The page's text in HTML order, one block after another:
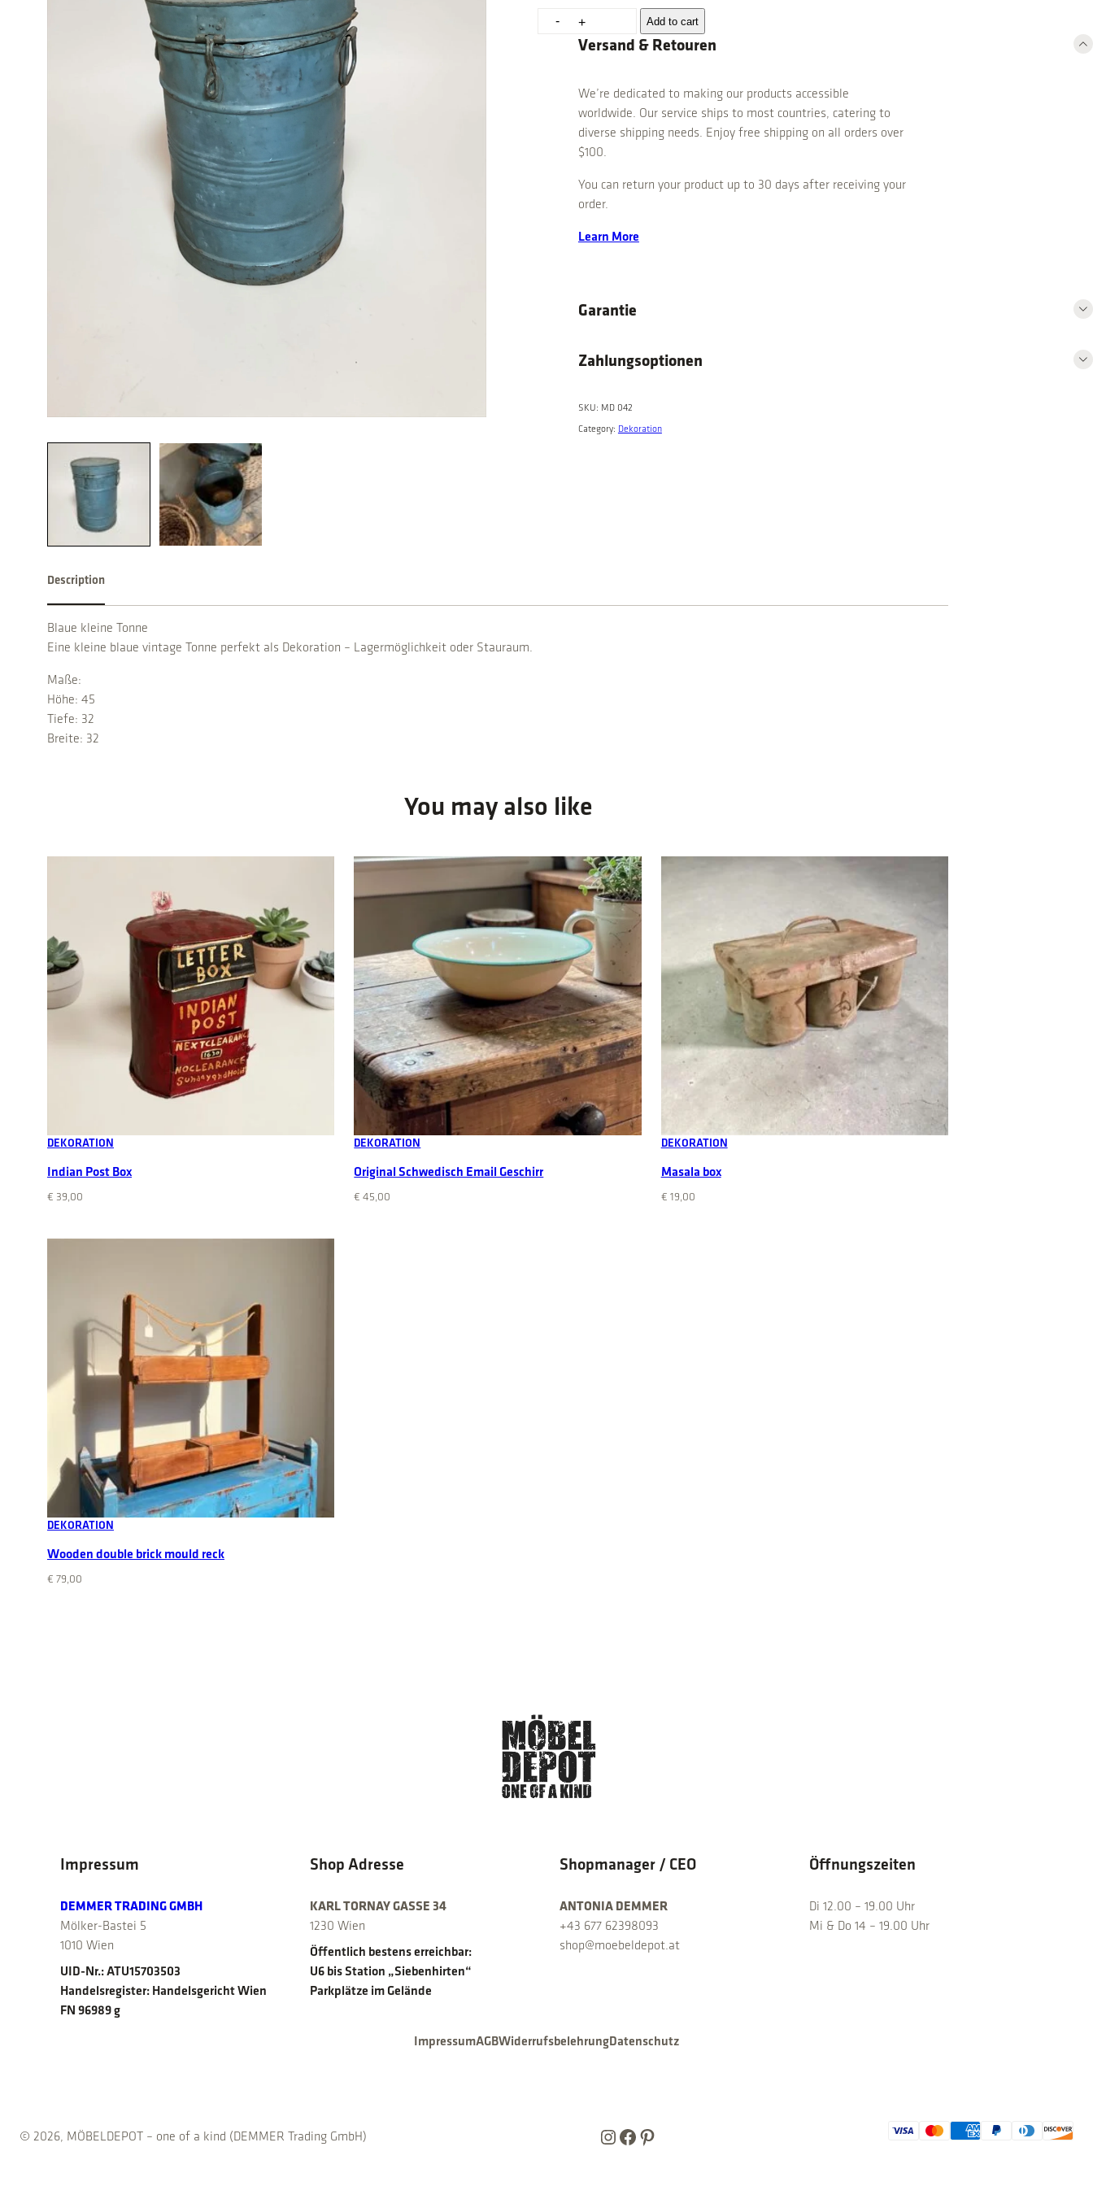
- + Add to cart
Versand & Retouren
We’re dedicated to making our products accessible
worldwide. Our service ships to most countries, catering to
diverse shipping needs. Enjoy free shipping on all orders over
$100.
You can return your product up to 30 days after receiving your
order.
Learn More
Garantie
Zahlungsoptionen
SKU: MD 042
Category: Dekoration
Description
Blaue kleine Tonne
Eine kleine blaue vintage Tonne perfekt als Dekoration – Lagermöglichkeit oder Stauraum.
Maße:
Höhe: 45
Tiefe: 32
Breite: 32
You may also like
DEKORATION
Indian Post Box
€ 39,00
Add to cart
DEKORATION
Original Schwedisch Email Geschirr
€ 45,00
Add to cart
DEKORATION
Masala box
€ 19,00
Add to cart
DEKORATION
Wooden double brick mould reck
€ 79,00
Impressum
DEMMER TRADING GMBH
Mölker-Bastei 5
1010 Wien
UID-Nr.: ATU15703503
Handelsregister: Handelsgericht Wien
FN 96989 g
Shop Adresse
KARL TORNAY GASSE 34
1230 Wien
Öffentlich bestens erreichbar:
U6 bis Station „Siebenhirten“
Parkplätze im Gelände
Shopmanager / CEO
ANTONIA DEMMER
+43 677 62398093
shop@moebeldepot.at
Öffnungszeiten
Di 12.00 – 19.00 Uhr
Mi & Do 14 – 19.00 Uhr
ImpressumAGBWiderrufsbelehrungDatenschutz
© 2026, MÖBELDEPOT – one of a kind (DEMMER Trading GmbH) Instagram
Facebook
Pinterest